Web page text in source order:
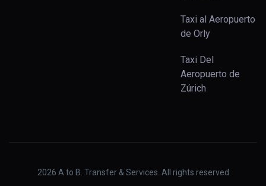
Taxi al Aeropuerto
de Orly
Taxi Del
Aeropuerto de
Zúrich
2026 A to B. Transfer & Services. All rights reserved